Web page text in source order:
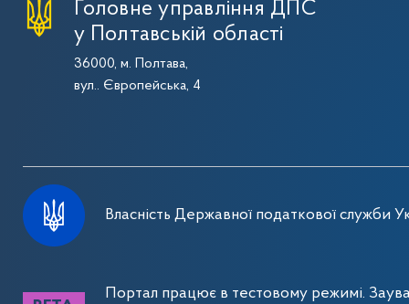
Головне управління ДПС
у Полтавській області
36000, м. Полтава,
вул.. Європейська, 4
Власність Державної податкової служби
Портал працює в тестовому режимі.